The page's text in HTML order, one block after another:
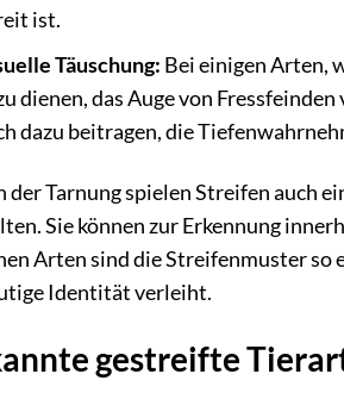
ist.
Täuschung: Bei einigen Arten,
dienen, das Auge von
dazu beitragen, die
der Tarnung spielen Streifen auch
Sie können zur Erkennung
Arten sind die Streifenmuster
Identität verleiht.
gestreifte